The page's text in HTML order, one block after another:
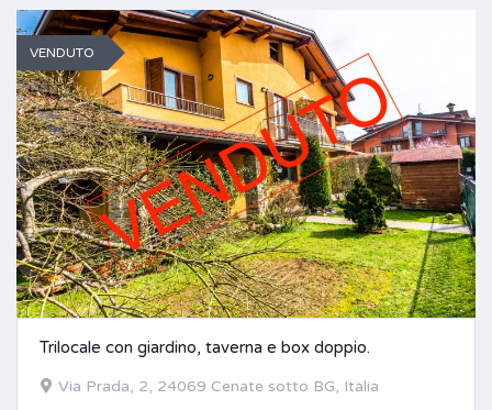
VENDUTO
Trilocale con giardino, taverna e box doppio.
Via Prada, 2, 24069 Cenate sotto BG, Italia